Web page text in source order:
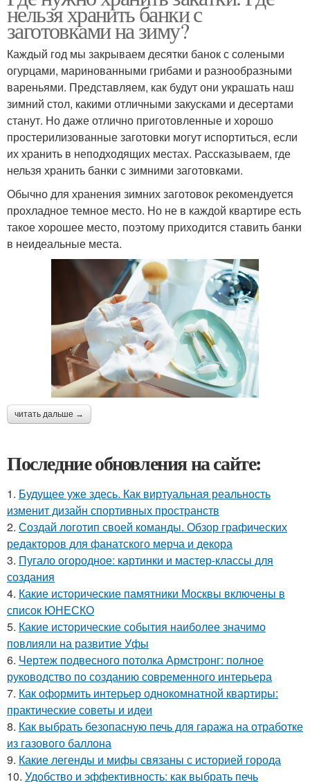
нельзя хранить банки с
заготовками на зиму?
Каждый год мы закрываем десятки банок с солеными
огурцами, маринованными грибами и разнообразными
вареньями. Представляем, как будут они украшать наш
зимний стол, какими отличными закусками и десертами
станут. Но даже отлично приготовленные и хорошо
простерилизованные заготовки могут испортиться, если
их хранить в неподходящих местах. Рассказываем, где
нельзя хранить банки с зимними заготовками.
Обычно для хранения зимних заготовок рекомендуется
прохладное темное место. Но не в каждой квартире есть
такое хорошее место, поэтому приходится ставить банки
в неидеальные места.
читать дальше →
Последние обновления на сайте:
1. Будущее уже здесь. Как виртуальная реальность
изменит дизайн спортивных пространств
2. Создай логотип своей команды. Обзор графических
редакторов для фанатского мерча и декора
3. Пугало огородное: картинки и мастер-классы для
создания
4. Какие исторические памятники Москвы включены в
список ЮНЕСКО
5. Какие исторические события наиболее значимо
повлияли на развитие Уфы
6. Чертеж подвесного потолка Армстронг: полное
руководство по созданию современного интерьера
7. Как оформить интерьер однокомнатной квартиры:
практические советы и идеи
8. Как выбрать безопасную печь для гаража на отработке
из газового баллона
9. Какие легенды и мифы связаны с историей города
10. Удобство и эффективность: как выбрать печь